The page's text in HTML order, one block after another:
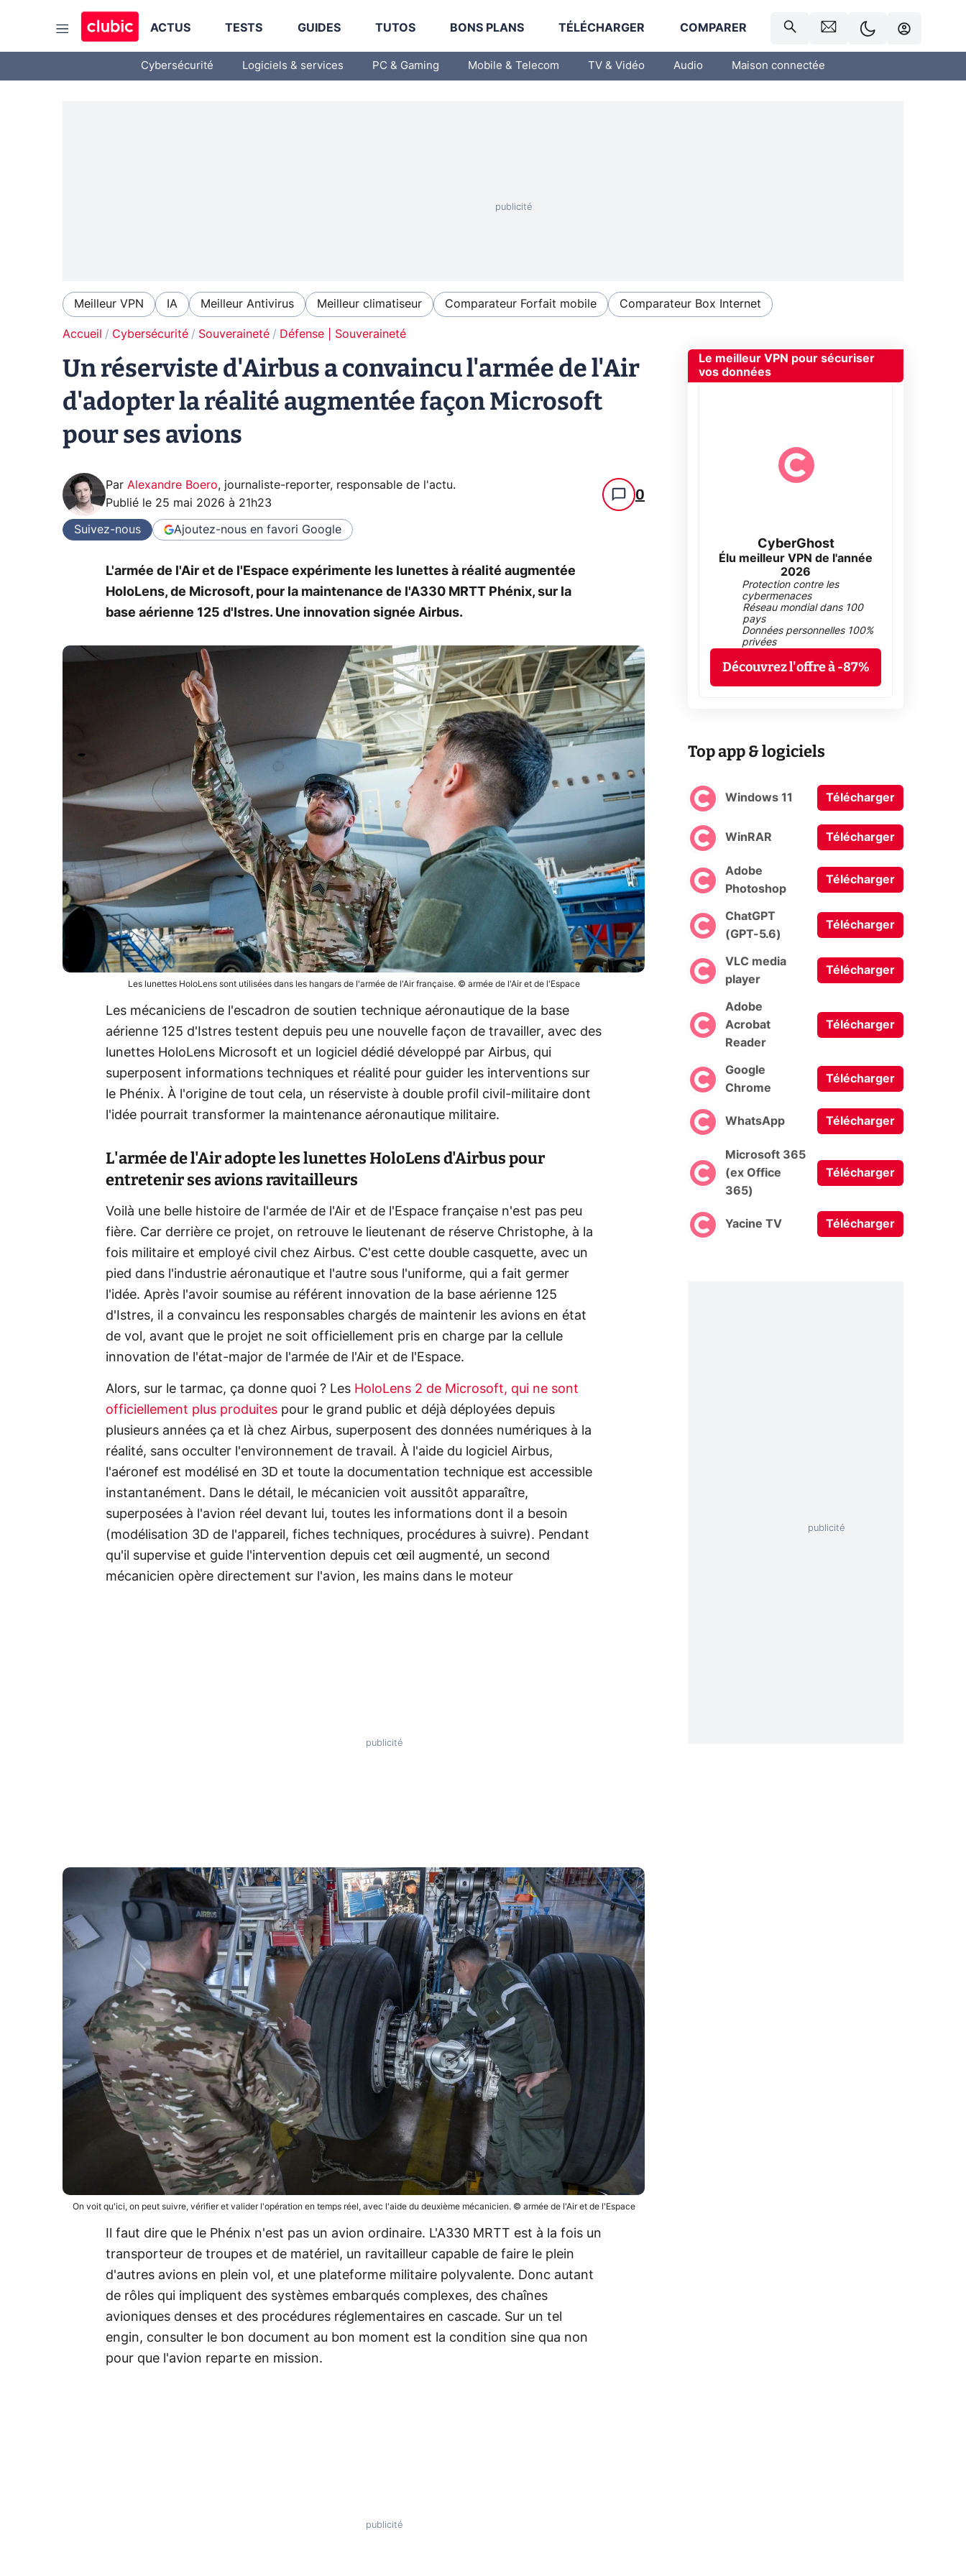
ACTUS TESTS GUIDES TUTOS BONS PLANS TÉLÉCHARGER COMPARER
Cybersécurité Logiciels & services PC & Gaming Mobile & Telecom TV & Vidéo Audio Maison connectée
Meilleur VPN IA Meilleur Antivirus Meilleur climatiseur Comparateur Forfait mobile Comparateur Box Internet
Accueil Cybersécurité Souveraineté Défense | Souveraineté
Un réserviste d'Airbus a convaincu l'armée de l'Air
d'adopter la réalité augmentée façon Microsoft
pour ses avions
Par Alexandre Boero, journaliste-reporter, responsable de l'actu.
Publié le 25 mai 2026 à 21h23 0
Suivez-nous Ajoutez-nous en favori Google
L'armée de l'Air et de l'Espace expérimente les lunettes à réalité augmentée
HoloLens, de Microsoft, pour la maintenance de l'A330 MRTT Phénix, sur la
base aérienne 125 d'Istres. Une innovation signée Airbus.
Les lunettes HoloLens sont utilisées dans les hangars de l'armée de l'Air française. © armée de l'Air et de l'Espace
Les mécaniciens de l'escadron de soutien technique aéronautique de la base
aérienne 125 d'Istres testent depuis peu une nouvelle façon de travailler, avec des
lunettes HoloLens Microsoft et un logiciel dédié développé par Airbus, qui
superposent informations techniques et réalité pour guider les interventions sur
le Phénix. À l'origine de tout cela, un réserviste à double profil civil-militaire dont
l'idée pourrait transformer la maintenance aéronautique militaire.
L'armée de l'Air adopte les lunettes HoloLens d'Airbus pour
entretenir ses avions ravitailleurs
Voilà une belle histoire de l'armée de l'Air et de l'Espace française n'est pas peu
fière. Car derrière ce projet, on retrouve le lieutenant de réserve Christophe, à la
fois militaire et employé civil chez Airbus. C'est cette double casquette, avec un
pied dans l'industrie aéronautique et l'autre sous l'uniforme, qui a fait germer
l'idée. Après l'avoir soumise au référent innovation de la base aérienne 125
d'Istres, il a convaincu les responsables chargés de maintenir les avions en état
de vol, avant que le projet ne soit officiellement pris en charge par la cellule
innovation de l'état-major de l'armée de l'Air et de l'Espace.
Alors, sur le tarmac, ça donne quoi ? Les HoloLens 2 de Microsoft, qui ne sont
officiellement plus produites pour le grand public et déjà déployées depuis
plusieurs années ça et là chez Airbus, superposent des données numériques à la
réalité, sans occulter l'environnement de travail. À l'aide du logiciel Airbus,
l'aéronef est modélisé en 3D et toute la documentation technique est accessible
instantanément. Dans le détail, le mécanicien voit aussitôt apparaître,
superposées à l'avion réel devant lui, toutes les informations dont il a besoin
(modélisation 3D de l'appareil, fiches techniques, procédures à suivre). Pendant
qu'il supervise et guide l'intervention depuis cet œil augmenté, un second
mécanicien opère directement sur l'avion, les mains dans le moteur
On voit qu'ici, on peut suivre, vérifier et valider l'opération en temps réel, avec l'aide du deuxième mécanicien. © armée de l'Air et de l'Espace
Il faut dire que le Phénix n'est pas un avion ordinaire. L'A330 MRTT est à la fois un
transporteur de troupes et de matériel, un ravitailleur capable de faire le plein
d'autres avions en plein vol, et une plateforme militaire polyvalente. Donc autant
de rôles qui impliquent des systèmes embarqués complexes, des chaînes
avioniques denses et des procédures réglementaires en cascade. Sur un tel
engin, consulter le bon document au bon moment est la condition sine qua non
pour que l'avion reparte en mission.
Le meilleur VPN pour sécuriser
vos données
CyberGhost
Élu meilleur VPN de l'année
2026
Protection contre les
cybermenaces
Réseau mondial dans 100
pays
Données personnelles 100%
privées
Découvrez l'offre à -87%
Top app & logiciels
Windows 11 Télécharger
WinRAR Télécharger
Adobe
Photoshop
Télécharger
ChatGPT
(GPT-5.6)
Télécharger
VLC media
player
Télécharger
Adobe
Acrobat
Reader
Télécharger
Google
Chrome
Télécharger
WhatsApp Télécharger
Microsoft 365
(ex Office
365)
Télécharger
Yacine TV Télécharger